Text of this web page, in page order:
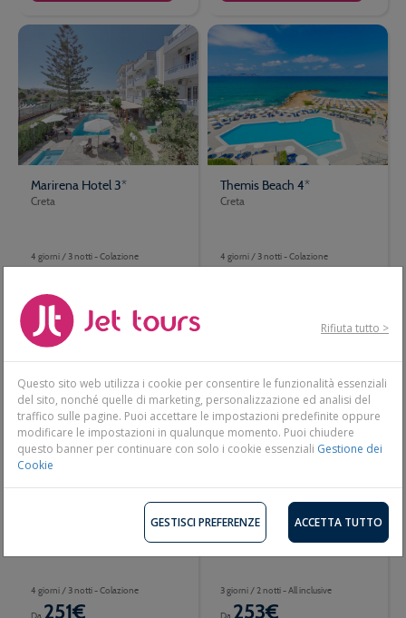
Marirena Hotel 3*
Creta
4 giorni / 3 notti - Colazione
Scopri
Themis Beach 4*
Creta
4 giorni / 3 notti - Colazione
Mari Kristin 4* - Adults Only
4 giorni / 3 notti - Colazione
251€
Semiramis Village 4*
3 giorni / 2 notti - All inclusive
253€
Rifiuta tutto >
Questo sito web utilizza i cookie per consentire le funzionalità essenziali
del sito, nonché quelle di marketing, personalizzazione ed analisi del
traffico sulle pagine. Puoi accettare le impostazioni predefinite oppure
modificare le impostazioni in qualunque momento. Puoi chiudere
questo banner per continuare con solo i cookie essenziali Gestione dei
Cookie
GESTISCI PREFERENZE ACCETTA TUTTO